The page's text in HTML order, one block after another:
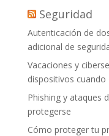
Seguridad
Autenticación de
adicional de
Vacaciones y
dispositivos cuando
Phishing y ataques
protegerse
Cómo proteger tu